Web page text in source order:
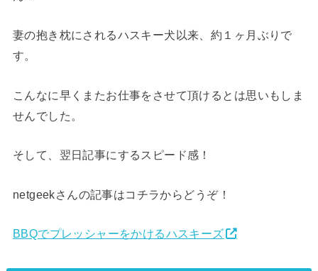
妻の抱き枕にされるハスキー犬以来、約１ヶ月ぶりで
す。
こんなに早くまたお仕事をさせて頂けるとは思いもしま
せんでした。
そして、翌日記事にするスピード感！
netgeekさんの記事はコチラからどうぞ！
BBQでプレッシャーをかけるハスキーズ